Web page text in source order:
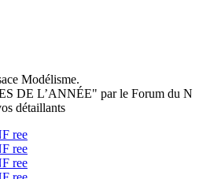
Modélisme.
DE L’ANNÉE" par le Forum du N
détaillants